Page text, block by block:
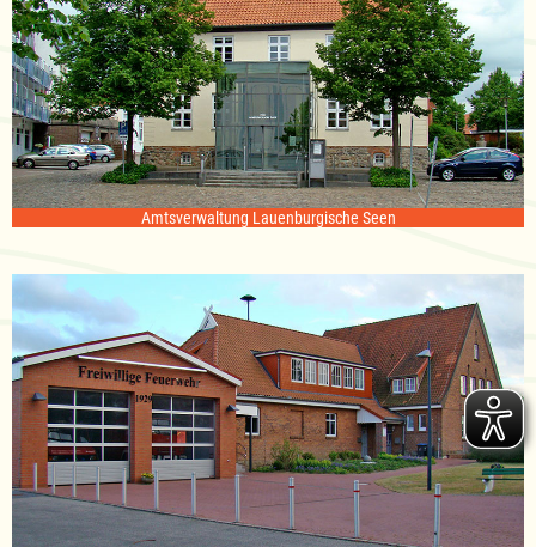
Amtsverwaltung Lauenburgische Seen